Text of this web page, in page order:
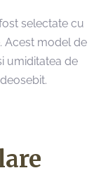
selectate cu
Acest model de
umiditatea de